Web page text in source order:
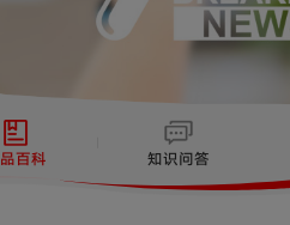
百科 知识问答